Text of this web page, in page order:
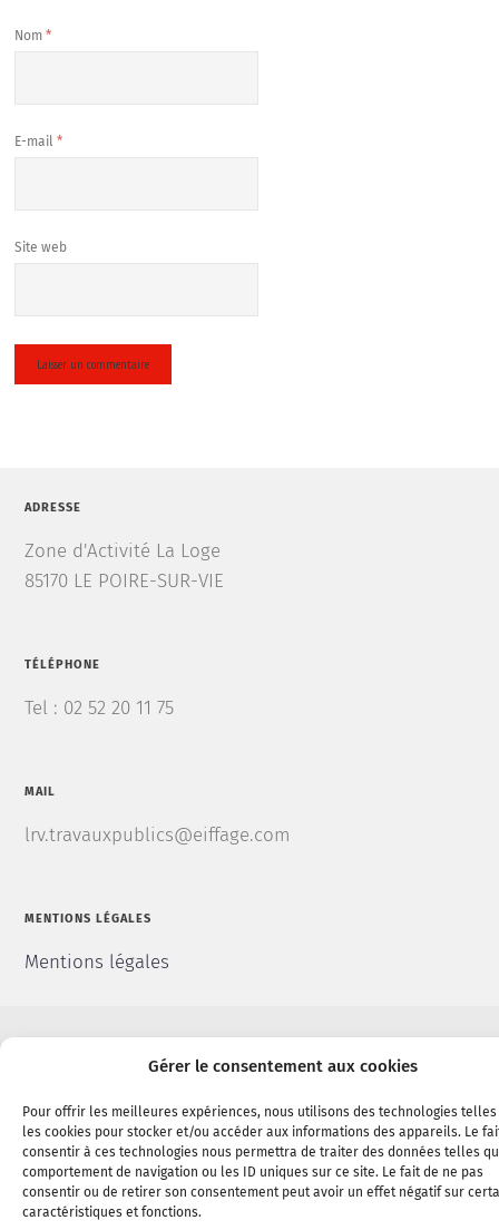
Gérer le consentement aux cookies
Pour offrir les meilleures expériences, nous utilisons des technologies telles
les cookies pour stocker et/ou accéder aux informations des appareils. Le
consentir à ces technologies nous permettra de traiter des données telles
comportement de navigation ou les ID uniques sur ce site. Le fait de ne pas
consentir ou de retirer son consentement peut avoir un effet négatif sur
caractéristiques et fonctions.
Nom*
E-mail*
Site web
ADRESSE
Zone d'Activité La Loge
85170 LE POIRE-SUR-VIE
TÉLÉPHONE
Tel : 02 52 20 11 75
MAIL
lrv.travauxpublics@eiffage.com
MENTIONS LÉGALES
Mentions légales
2017 - Tous droits réservés - RéalisationAgence Morgane Communication